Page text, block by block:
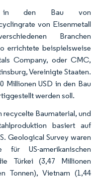
in den Bau von
von Eisenmetall
Branchen
errichtete beispielsweise
Company, oder CMC,
Vereinigte Staaten.
Millionen USD in den Bau
werden soll.
Baumaterial, und
basiert auf
Geological Survey waren
für US-amerikanischen
Türkei (3,47 Millionen
Tonnen), Vietnam (1,44